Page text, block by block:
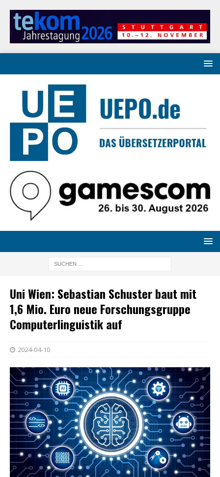
Uni Wien: Sebastian Schuster baut mit
1,6 Mio. Euro neue Forschungsgruppe
Computerlinguistik auf
2024-04-10